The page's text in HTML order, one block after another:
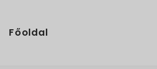
Főoldal